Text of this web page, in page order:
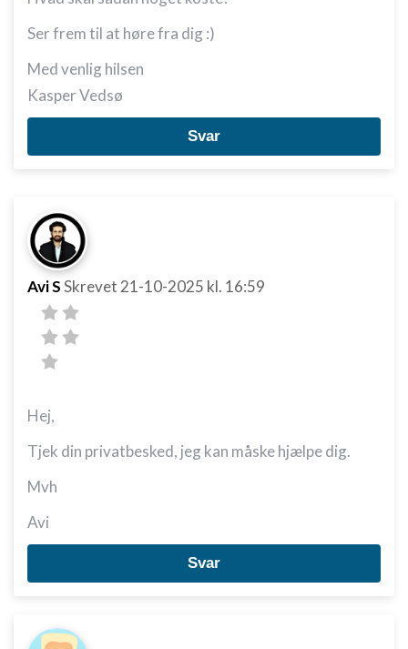
Ser frem til at høre fra dig :)
Med venlig hilsen
Kasper Vedsø
Svar
Avi SSkrevet 21-10-2025 kl. 16:59
Hej,
Tjek din privatbesked, jeg kan måske hjælpe dig.
Mvh
Avi
Svar